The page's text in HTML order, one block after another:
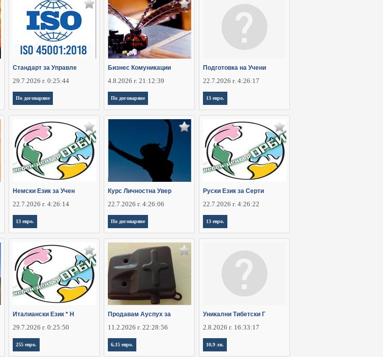
Стандарт за Управле
29.7.2026 г. 0:25:44
По договаряне
Бизнес Комуникации
4.8.2026 г. 21:12:39
По договаряне
Подготовка на Учени
22.7.2026 г. 4:26:17
13 евро.
Немски Език за Учен
22.7.2026 г. 4:26:14
13 евро.
Курс Личностна Увер
22.7.2026 г. 4:26:06
По договаряне
Руски Език за Серти
22.7.2026 г. 4:26:22
13 евро.
Италиански Език * Н
29.7.2026 г. 0:25:50
255 евро.
Продавам Ауспух за
11.2.2026 г. 22:28:56
6,15 евро.
Уникални Тибетски Г
2.8.2026 г. 16:33:17
10,9 лв.